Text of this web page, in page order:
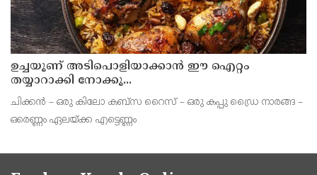
ഉച്ചയൂണ് അടിപൊളിയാക്കാൻ ഈ ഐറ്റം
തയ്യാറാക്കി നോക്കൂ...
ചിക്കന്‍ – ഒരു കിലോ കബ്സ റൈസ് – ഒരു കപ്പു ഡ്രൈ നാരങ്ങ –
ഒരെണ്ണം ഏലയ്ക്ക എട്ടെണ്ണം